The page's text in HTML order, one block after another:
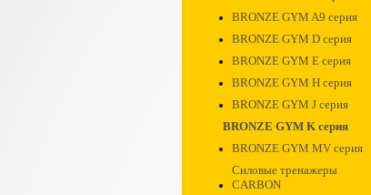
BRONZE GYM A9 серия
BRONZE GYM D серия
BRONZE GYM E серия
BRONZE GYM H серия
BRONZE GYM J серия
BRONZE GYM K серия
BRONZE GYM MV серия
Силовые тренажеры
CARBON